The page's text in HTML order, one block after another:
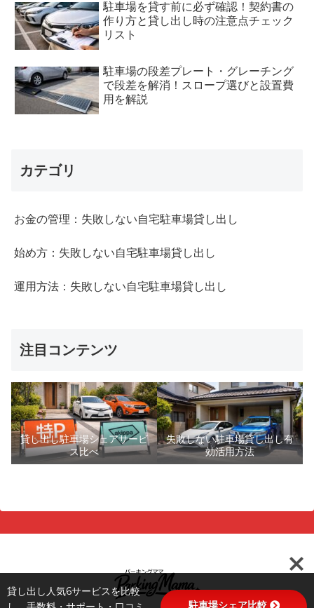
駐車場を貸す前に必ず確認！契約書の
作り方と貸し出し時の注意点チェック
リスト
駐車場の段差プレート・グレーチング
で段差を解消！スロープ選びと設置費
用を解説
カテゴリ
お金の管理：失敗しない自宅駐車場貸し出し
始め方：失敗しない自宅駐車場貸し出し
運用方法：失敗しない自宅駐車場貸し出し
注目コンテンツ
貸し出し駐車場シェアサービ
ス比べ
失敗しない駐車場貸し出し有
効活用方法
貸し出し人気6サービスを比較
駐車場シェア比較